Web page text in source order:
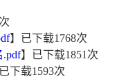
次
】已下载1768次
.pdf】已下载1851 次
下载1593次